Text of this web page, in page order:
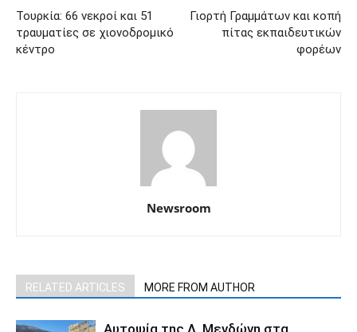
Τουρκία: 66 νεκροί και 51
τραυματίες σε χιονοδρομικό
κέντρο
Γιορτή Γραμμάτων και κοπή
πίτας εκπαιδευτικών
φορέων
Newsroom
RELATED ARTICLES MORE FROM AUTHOR
Αυτοψία της Λ. Μενδώνη στα